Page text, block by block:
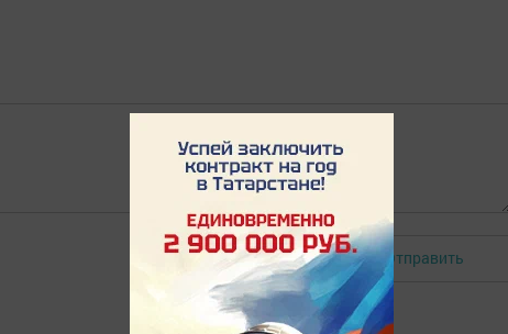
Авторизоваться Отправить